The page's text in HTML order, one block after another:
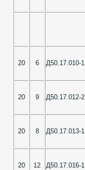
20 6 Д50.17.010-1
20 9 Д50.17.012-2
20 8 Д50.17.013-1
20 12 Д50.17.016-1